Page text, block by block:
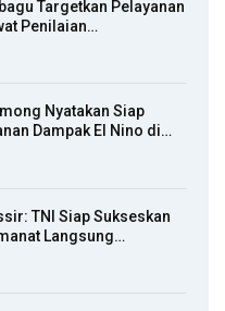
Targetkan Pelayanan
Penilaian…
Nyatakan Siap
Dampak El Nino di…
TNI Siap Sukseskan
Langsung…